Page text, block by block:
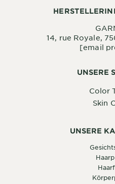
UNSERE
Color
Skin
UNSERE
14, rue Royale,
[email